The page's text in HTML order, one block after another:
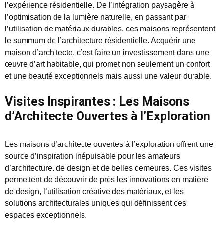
l’expérience résidentielle. De l’intégration paysagère à
l’optimisation de la lumière naturelle, en passant par
l’utilisation de matériaux durables, ces maisons représentent
le summum de l’architecture résidentielle. Acquérir une
maison d’architecte, c’est faire un investissement dans une
œuvre d’art habitable, qui promet non seulement un confort
et une beauté exceptionnels mais aussi une valeur durable.
Visites Inspirantes : Les Maisons
d’Architecte Ouvertes à l’Exploration
Les maisons d’architecte ouvertes à l’exploration offrent une
source d’inspiration inépuisable pour les amateurs
d’architecture, de design et de belles demeures. Ces visites
permettent de découvrir de près les innovations en matière
de design, l’utilisation créative des matériaux, et les
solutions architecturales uniques qui définissent ces
espaces exceptionnels.